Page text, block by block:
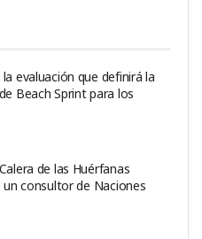
evaluación que definirá la
Beach Sprint para los
de las Huérfanas
consultor de Naciones